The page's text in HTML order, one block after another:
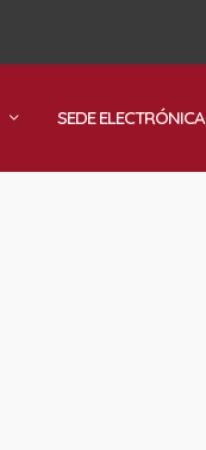
SEDE ELECTRÓNICA